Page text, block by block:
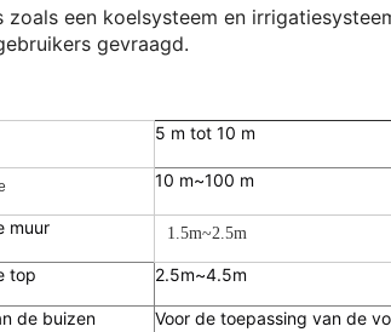
zoals een koelsysteem en
gevraagd.
5 m tot 10 m
10 m~100 m
muur 1.5m~2.5m
top 2.5m~4.5m
de buizen
Voor de toepassing van de